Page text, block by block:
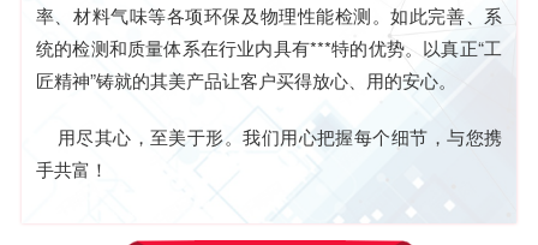
率、材料气味等各项环保及物理性能检测。如此完善、系
统的检测和质量体系在行业内具有***特的优势。以真正“工
匠精神”铸就的其美产品让客户买得放心、用的安心。
用尽其心，至美于形。我们用心把握每个细节，与您携
手共富！